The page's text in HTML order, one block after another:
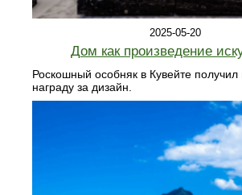
2025-05-20
Дом как произведение
Роскошный особняк в Кувейте
награду за дизайн.